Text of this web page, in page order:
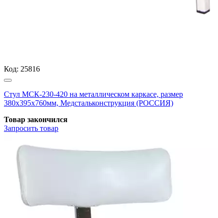
Код: 25816
Стул МСК-230-420 на металлическом каркасе, размер
380х395х760мм, Медстальконструкция (РОССИЯ)
Товар закончился
Запросить товар